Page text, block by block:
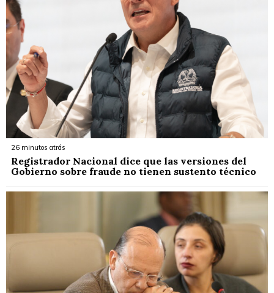
26 minutos atrás
Registrador Nacional dice que las versiones del
Gobierno sobre fraude no tienen sustento técnico